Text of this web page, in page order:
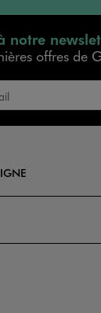
notre
offres de